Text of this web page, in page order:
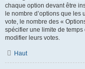
chaque option devant être
le nombre d’options que
vote, le nombre des «
spécifier une limite de
modifier leurs votes.
Haut